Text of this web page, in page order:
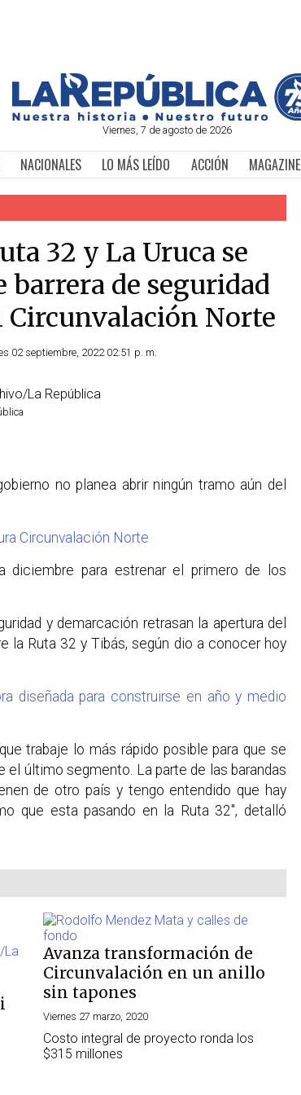
Viernes, 7 de agosto de 2026
NACIONALES LO MÁS LEÍDO ACCIÓN MAGAZINE
32 y La Uruca se
barrera de seguridad
Circunvalación Norte
02 septiembre, 2022 02:51 p. m.
no planea abrir ningún tramo aún del
Circunvalación Norte
diciembre para estrenar el primero de los
y demarcación retrasan la apertura del
la Ruta 32 y Tibás, según dio a conocer hoy
diseñada para construirse en año y medio
trabaje lo más rápido posible para que se
el último segmento. La parte de las barandas
de otro país y tengo entendido que hay
que esta pasando en la Ruta 32", detalló
Avanza transformación de
Circunvalación en un anillo
sin tapones
Viernes 27 marzo, 2020
Costo integral de proyecto ronda los
$315 millones